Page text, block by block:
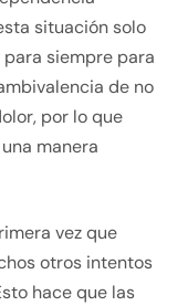
situación solo
siempre para
de no
por lo que
manera
vez que
otros intentos
hace que las